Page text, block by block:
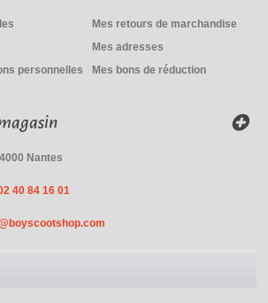
Mes retours de marchandise
Mes adresses
personnelles
Mes bons de réduction
Nantes
40 84 16 01